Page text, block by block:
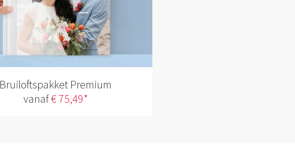
Bruiloftspakket Premium
vanaf€ 75,49*